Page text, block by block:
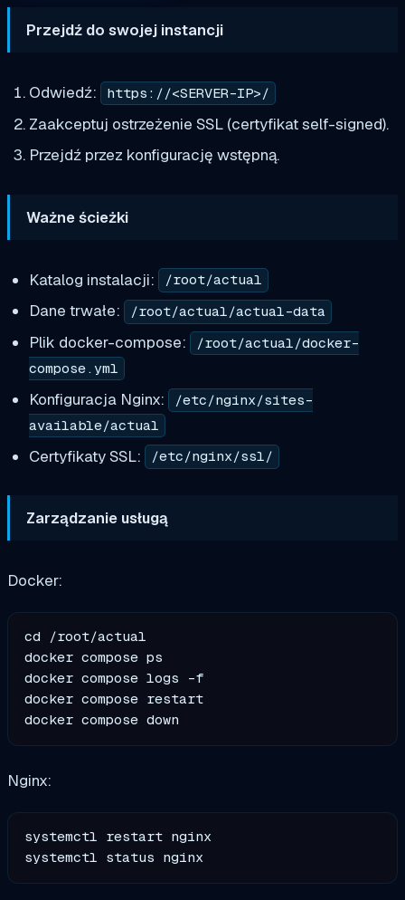
Przejdź do swojej instancji
Odwiedź: https://<SERVER-IP>/
Zaakceptuj ostrzeżenie SSL (certyfikat self-signed).
Przejdź przez konfigurację wstępną.
Ważne ścieżki
Katalog instalacji: /root/actual
Dane trwałe: /root/actual/actual-data
Plik docker-compose:
/root/actual/docker-
compose.yml
Konfiguracja Nginx:
/etc/nginx/sites-
available/actual
Certyfikaty SSL: /etc/nginx/ssl/
Zarządzanie usługą
Docker:
cd /root/actual
docker compose ps
docker compose logs -f
docker compose restart
Nginx:
systemctl restart nginx